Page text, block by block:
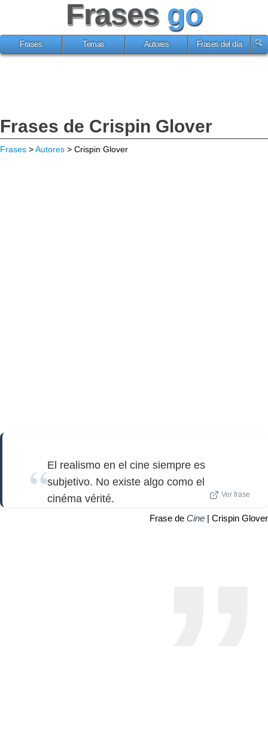
Frases go
Frases Temas Autores Frases del día
Frases de Crispin Glover
Frases >Autores > Crispin Glover
El realismo en el cine siempre es
subjetivo. No existe algo como el
cinéma vérité.
Ver frase
Frase de Cine | Crispin Glover